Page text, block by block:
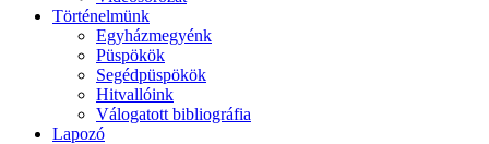
Történelmünk
Egyházmegyénk
Püspökök
Segédpüspökök
Hitvallóink
Válogatott bibliográfia
Lapozó